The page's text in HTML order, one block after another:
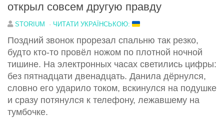
открыл совсем другую правду
STORIUM · ЧИТАТИ УКРАЇНСЬКОЮ:
Поздний звонок прорезал спальню так резко,
будто кто-то провёл ножом по плотной ночной
тишине. На электронных часах светились цифры:
без пятнадцати двенадцать. Данила дёрнулся,
словно его ударило током, вскинулся на подушке
и сразу потянулся к телефону, лежавшему на
тумбочке.